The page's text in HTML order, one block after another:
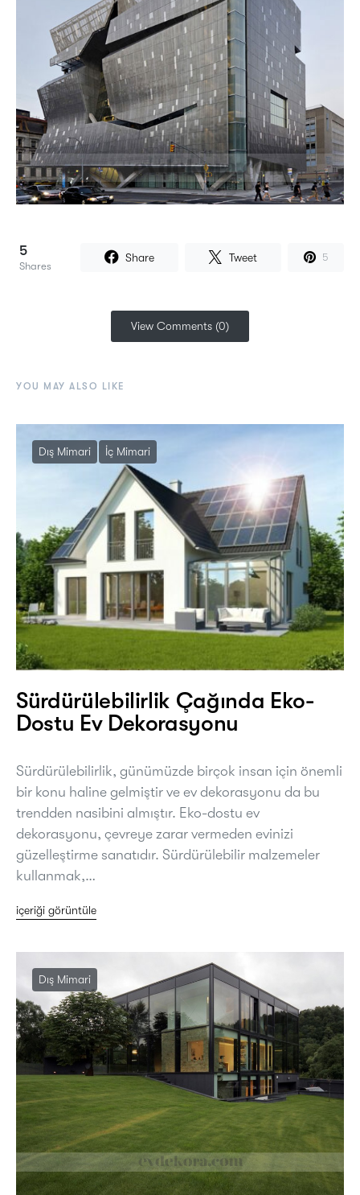
5
Shares
Share Tweet 5
View Comments (0)
YOU MAY ALSO LIKE
Dış Mimari İç Mimari
Sürdürülebilirlik Çağında Eko-
Dostu Ev Dekorasyonu
Sürdürülebilirlik, günümüzde birçok insan için önemli
bir konu haline gelmiştir ve ev dekorasyonu da bu
trendden nasibini almıştır. Eko-dostu ev
dekorasyonu, çevreye zarar vermeden evinizi
güzelleştirme sanatıdır. Sürdürülebilir malzemeler
kullanmak,…
içeriği görüntüle
Dış Mimari